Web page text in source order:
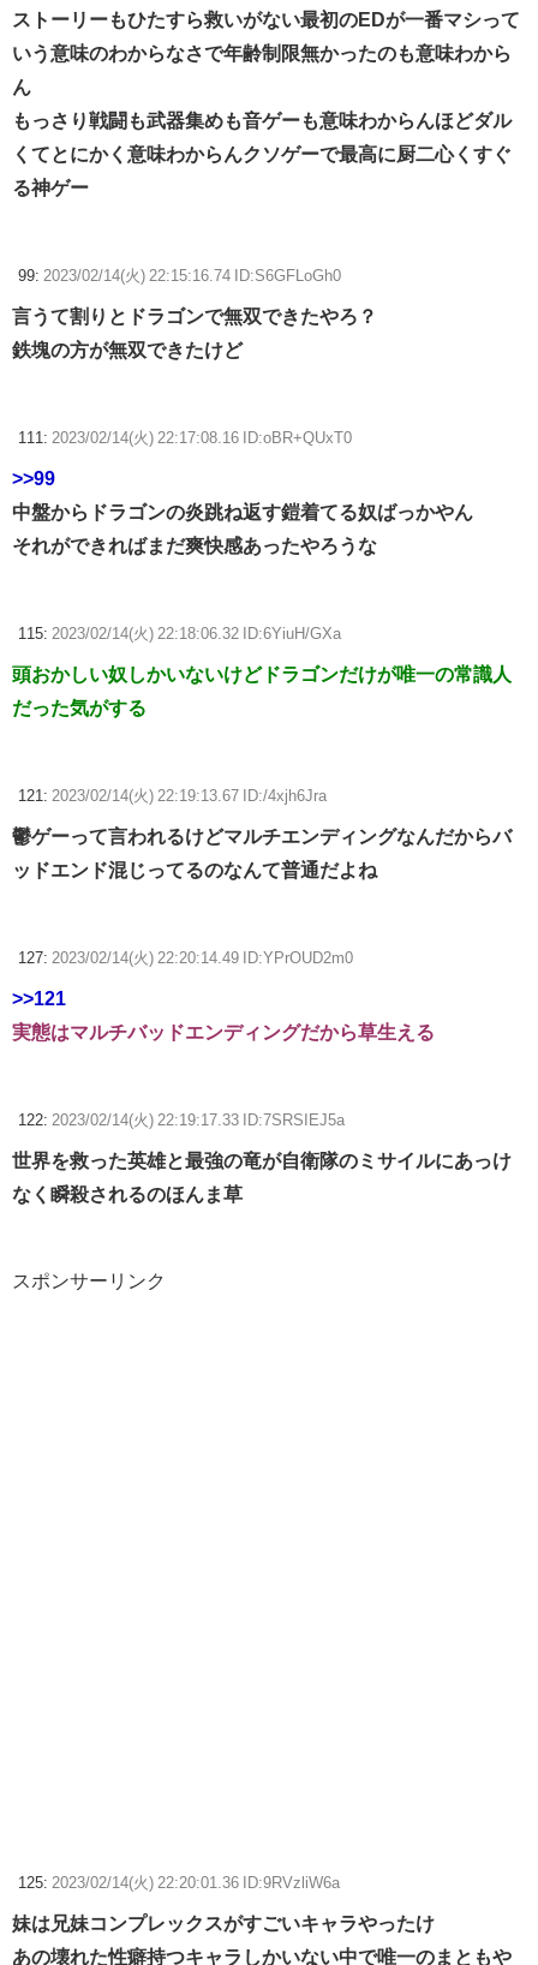
ストーリーもひたすら救いがない最初のEDが一番マシって
いう意味のわからなさで年齢制限無かったのも意味わから
ん
もっさり戦闘も武器集めも音ゲーも意味わからんほどダル
くてとにかく意味わからんクソゲーで最高に厨二心くすぐ
る神ゲー
99: 2023/02/14(火) 22:15:16.74 ID:S6GFLoGh0
言うて割りとドラゴンで無双できたやろ？
鉄塊の方が無双できたけど
111: 2023/02/14(火) 22:17:08.16 ID:oBR+QUxT0
>>99
中盤からドラゴンの炎跳ね返す鎧着てる奴ばっかやん
それができればまだ爽快感あったやろうな
115: 2023/02/14(火) 22:18:06.32 ID:6YiuH/GXa
頭おかしい奴しかいないけどドラゴンだけが唯一の常識人
だった気がする
121: 2023/02/14(火) 22:19:13.67 ID:/4xjh6Jra
鬱ゲーって言われるけどマルチエンディングなんだからバ
ッドエンド混じってるのなんて普通だよね
127: 2023/02/14(火) 22:20:14.49 ID:YPrOUD2m0
>>121
実態はマルチバッドエンディングだから草生える
122: 2023/02/14(火) 22:19:17.33 ID:7SRSIEJ5a
世界を救った英雄と最強の竜が自衛隊のミサイルにあっけ
なく瞬殺されるのほんま草
スポンサーリンク
125: 2023/02/14(火) 22:20:01.36 ID:9RVzliW6a
妹は兄妹コンプレックスがすごいキャラやったけ
あの壊れた性癖持つキャラしかいない中で唯一のまともや